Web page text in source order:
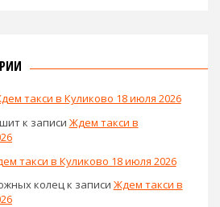
такси в Куликово 18 июля 2026
к записи Ждем такси в
такси в Куликово 18 июля 2026
колецк записи Ждем такси в